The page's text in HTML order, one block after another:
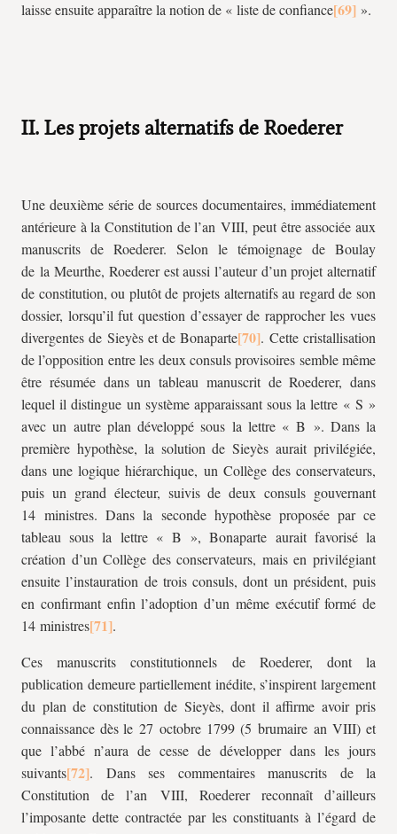
laisse ensuite apparaître la notion de « liste de confiance ».
II. Les projets alternatifs de Roederer
Une deuxième série de sources documentaires, immédiatement
antérieure à la Constitution de l’an VIII, peut être associée aux
manuscrits de Roederer. Selon le témoignage de Boulay
de la Meurthe, Roederer est aussi l’auteur d’un projet alternatif
de constitution, ou plutôt de projets alternatifs au regard de son
dossier, lorsqu’il fut question d’essayer de rapprocher les vues
divergentes de Sieyès et de Bonaparte
. Cette cristallisation
de l’opposition entre les deux consuls provisoires semble même
être résumée dans un tableau manuscrit de Roederer, dans
lequel il distingue un système apparaissant sous la lettre « S »
avec un autre plan développé sous la lettre « B ». Dans la
première hypothèse, la solution de Sieyès aurait privilégiée,
dans une logique hiérarchique, un Collège des conservateurs,
puis un grand électeur, suivis de deux consuls gouvernant
14 ministres. Dans la seconde hypothèse proposée par ce
tableau sous la lettre « B », Bonaparte aurait favorisé la
création d’un Collège des conservateurs, mais en privilégiant
ensuite l’instauration de trois consuls, dont un président, puis
en confirmant enfin l’adoption d’un même exécutif formé de
14 ministres
.
Ces manuscrits constitutionnels de Roederer, dont la
publication demeure partiellement inédite, s’inspirent largement
du plan de constitution de Sieyès, dont il affirme avoir pris
connaissance dès le 27 octobre 1799 (5 brumaire an VIII) et
que l’abbé n’aura de cesse de développer dans les jours
suivants
. Dans ses commentaires manuscrits de la
Constitution de l’an VIII, Roederer reconnaît d’ailleurs
l’imposante dette contractée par les constituants à l’égard de